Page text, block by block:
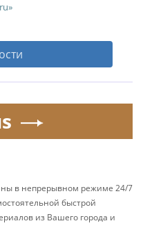
в непрерывном режиме 24/7
быстрой
из Вашего города и